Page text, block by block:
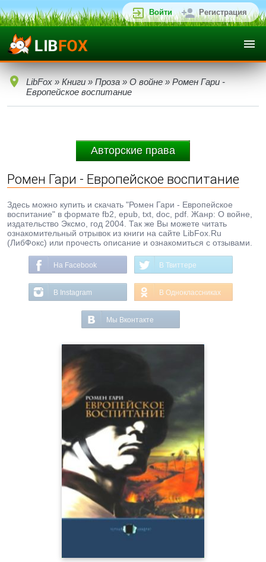
Войти Регистрация
LibFox » Книги » Проза » О войне » Ромен Гари -
Европейское воспитание
Авторские права
Ромен Гари - Европейское воспитание
Здесь можно купить и скачать "Ромен Гари - Европейское
воспитание" в формате fb2, epub, txt, doc, pdf. Жанр: О войне,
издательство Эксмо, год 2004. Так же Вы можете читать
ознакомительный отрывок из книги на сайте LibFox.Ru
(ЛибФокс) или прочесть описание и ознакомиться с отзывами.
На Facebook В Твиттере
В Instagram В Одноклассниках
Мы Вконтакте